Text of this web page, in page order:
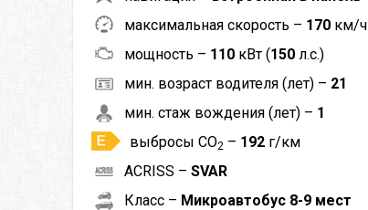
максимальная скорость – 170 км/ч
мощность – 110 кВт (150л.с.)
мин. возраст водителя (лет) – 21
мин. стаж вождения (лет) – 1
выбросы CO2 – 192 г/км
ACRISS – SVAR
Класс – Микроавтобус 8-9 мест